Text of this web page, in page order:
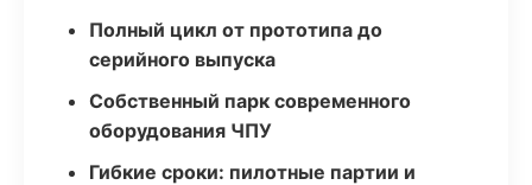
Полный цикл от прототипа до
серийного выпуска
Собственный парк современного
оборудования ЧПУ
Гибкие сроки: пилотные партии и